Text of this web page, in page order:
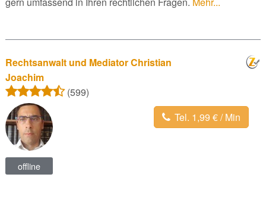
Rechtsanwalt und Mediator Christian
Joachim
(599)
offline
Tel. 1,99 € / Min